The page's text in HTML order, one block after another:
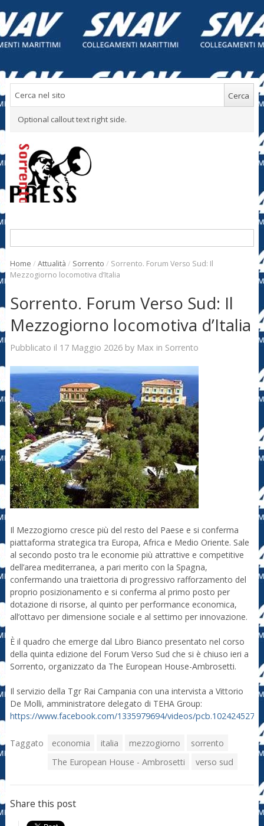
Optional callout text right side.
Home / Attualità / Sorrento / Sorrento. Forum Verso Sud: Il
Mezzogiorno locomotiva d’Italia
Sorrento. Forum Verso Sud: Il
Mezzogiorno locomotiva d’Italia
Pubblicato il 17 Maggio 2026by Max in Sorrento
Il Mezzogiorno cresce più del resto del Paese e si conferma
piattaforma strategica tra Europa, Africa e Medio Oriente. Sale
al secondo posto tra le economie più attrattive e competitive
dell’area mediterranea, a pari merito con la Spagna,
confermando una traiettoria di progressivo rafforzamento del
proprio posizionamento e si conferma al primo posto per
dotazione di risorse, al quinto per performance economica,
all’ottavo per dimensione sociale e al settimo per innovazione.
È il quadro che emerge dal Libro Bianco presentato nel corso
della quinta edizione del Forum Verso Sud che si è chiuso ieri a
Sorrento, organizzato da The European House-Ambrosetti.
Il servizio della Tgr Rai Campania con una intervista a Vittorio
De Molli, amministratore delegato di TEHA Group:
https://www.facebook.com/1335979694/videos/
Taggato economia italia mezzogiorno
sorrento
The European House - Ambrosetti
verso sud
Share this post